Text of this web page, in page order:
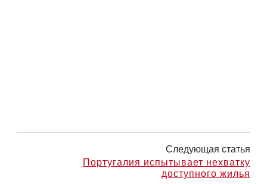
Следующая статья
Португалия испытывает нехватку
доступного жилья